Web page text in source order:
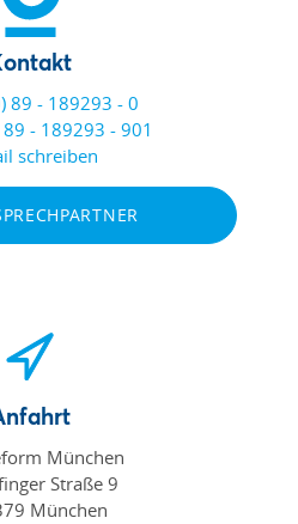
89 - 189293 - 0
- 189293 - 901
schreiben
München
Straße 9
München